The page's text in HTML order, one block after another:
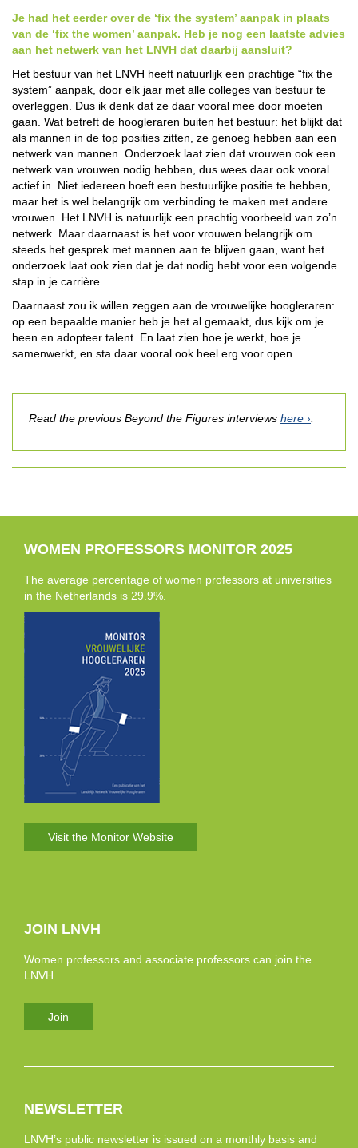
Je had het eerder over de ‘fix the system’ aanpak in plaats
van de ‘fix the women’ aanpak. Heb je nog een laatste advies
aan het netwerk van het LNVH dat daarbij aansluit?
Het bestuur van het LNVH heeft natuurlijk een prachtige “fix the
system” aanpak, door elk jaar met alle colleges van bestuur te
overleggen. Dus ik denk dat ze daar vooral mee door moeten
gaan. Wat betreft de hoogleraren buiten het bestuur: het blijkt dat
als mannen in de top posities zitten, ze genoeg hebben aan een
netwerk van mannen. Onderzoek laat zien dat vrouwen ook een
netwerk van vrouwen nodig hebben, dus wees daar ook vooral
actief in. Niet iedereen hoeft een bestuurlijke positie te hebben,
maar het is wel belangrijk om verbinding te maken met andere
vrouwen. Het LNVH is natuurlijk een prachtig voorbeeld van zo’n
netwerk. Maar daarnaast is het voor vrouwen belangrijk om
steeds het gesprek met mannen aan te blijven gaan, want het
onderzoek laat ook zien dat je dat nodig hebt voor een volgende
stap in je carrière.
Daarnaast zou ik willen zeggen aan de vrouwelijke hoogleraren:
op een bepaalde manier heb je het al gemaakt, dus kijk om je
heen en adopteer talent. En laat zien hoe je werkt, hoe je
samenwerkt, en sta daar vooral ook heel erg voor open.
Read the previous Beyond the Figures interviews here
WOMEN PROFESSORS MONITOR 2025
The average percentage of women professors at universities
in the Netherlands is 29.9%.
Visit the Monitor Website
JOIN LNVH
Women professors and associate professors can join the
LNVH.
Join
NEWSLETTER
LNVH’s public newsletter is issued on a monthly basis and